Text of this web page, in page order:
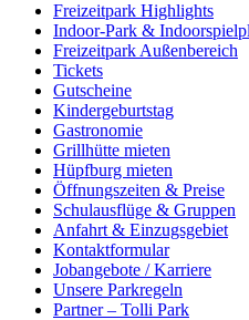
Freizeitpark Highlights
Indoor-Park &
Freizeitpark Außenbereich
Tickets
Gutscheine
Kindergeburtstag
Gastronomie
Grillhütte mieten
Hüpfburg mieten
Öffnungszeiten & Preise
Schulausflüge & Gruppen
Anfahrt & Einzugsgebiet
Kontaktformular
Jobangebote / Karriere
Unsere Parkregeln
Partner – Tolli Park